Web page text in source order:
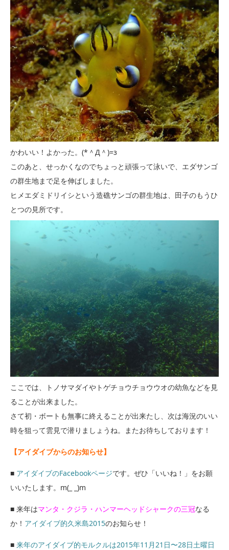
かわいい！よかった。(*＾Д＾)=з
このあと、せっかくなのでちょっと頑張って泳いで、エダサンゴ
の群生地まで足を伸ばしました。
ヒメエダミドリイシという造礁サンゴの群生地は、田子のもうひ
とつの見所です。
ここでは、トノサマダイやトゲチョウチョウウオの幼魚などを見
ることが出来ました。
さて初・ボートも無事に終えることが出来たし、次は海況のいい
時を狙って雲見で潜りましょうね。またお待ちしております！
【アイダイブからのお知らせ】
■ アイダイブのFacebookページです。ぜひ「いいね！」をお願
いいたします。m(_ _)m
■ 来年はマンタ・クジラ・ハンマーヘッドシャークの三冠なる
か！ アイダイブ的久米島2015のお知らせ！
■ 来年のアイダイブ的モルクルは2015年11月21日〜28日土曜日